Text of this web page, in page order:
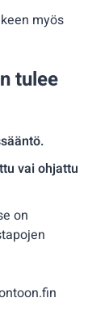
myös
tulee
vai ohjattu
on